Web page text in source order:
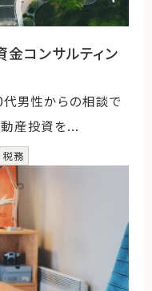
コンサルティン
男性からの相談で
動産投資を...
税務